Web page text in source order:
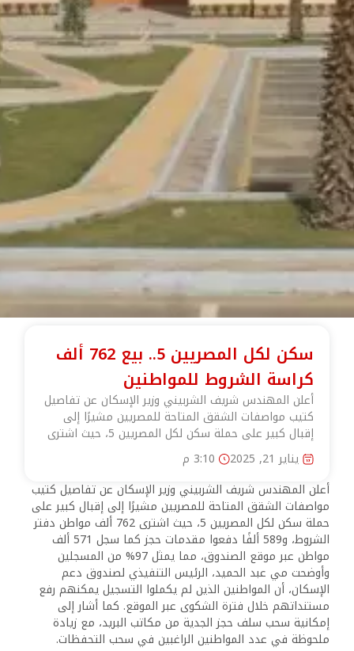
سكن لكل المصريين 5.. بيع 762 ألف
كراسة الشروط للمواطنين
أعلن المهندس شريف الشربيني وزير الإسكان عن تفاصيل
كتيب مواصفات الشقق المتاحة للمصريين مشيرًا إلى
إقبال كبير على حملة سكن لكل المصريين 5، حيث اشترى
يناير 21, 2025
3:10 م
أعلن المهندس شريف الشربيني وزير الإسكان عن تفاصيل كتيب
مواصفات الشقق المتاحة للمصريين مشيرًا إلى إقبال كبير على
حملة سكن لكل المصريين 5، حيث اشترى 762 ألف مواطن دفتر
الشروط، و589 ألفًا دفعوا مقدمات حجز كما سجل 571 ألف
مواطن عبر موقع الصندوق، مما يمثل 97% من المسجلين
وأوضحت مي عبد الحميد، الرئيس التنفيذي لصندوق دعم
الإسكان، أن المواطنين الذين لم يكملوا التسجيل يمكنهم رفع
مستنداتهم خلال فترة الشكوى عبر الموقع. كما أشار إلى
إمكانية سحب سلف حجز الجدية من مكاتب البريد، مع زيادة
ملحوظة في عدد المواطنين الراغبين في سحب التحفظات.